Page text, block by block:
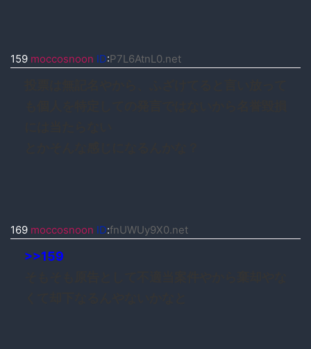
159 moccosnoon ID:P7L6AtnL0.net
169 moccosnoon ID:fnUWUy9X0.net
>>159